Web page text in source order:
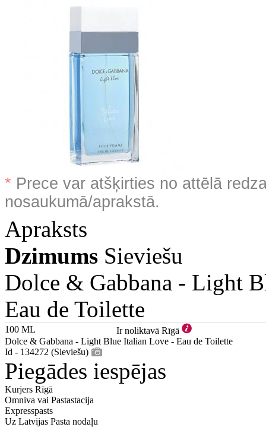
* Prece var atšķirties no attēlā
nosaukumā/aprakstā.
Apraksts
Dzimums Sieviešu
Dolce & Gabbana - Light
Eau de Toilette
100 ML
Ir noliktavā Rīgā
Dolce & Gabbana - Light Blue Italian Love - Eau de Toilette
Id - 134272 (Sieviešu)
Piegādes iespējas
Kurjers Rīgā
Omniva vai Pastastacija
Expresspasts
Uz Latvijas Pasta nodaļu